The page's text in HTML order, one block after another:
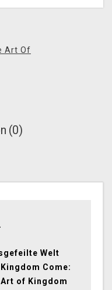
Art Of
(0)
Welt
Come:
of Kingdom